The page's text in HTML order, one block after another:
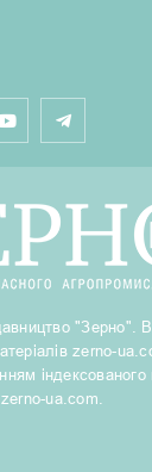
"Зерно".
zerno-
zerno-ua.com.